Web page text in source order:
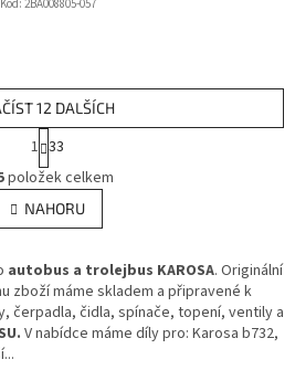
Kód: 2BA008805-057
O
v
l
á
a
c
í
p
12 DALŠÍCH
S
t
r
á
n
k
v
á
n
í
1 33
položek celkem
NAHORU
autobus a trolejbus KAROSA. Originální
zboží máme skladem a připravené k
čerpadla, čidla, spínače, topení, ventily a
V nabídce máme díly pro: Karosa b732,